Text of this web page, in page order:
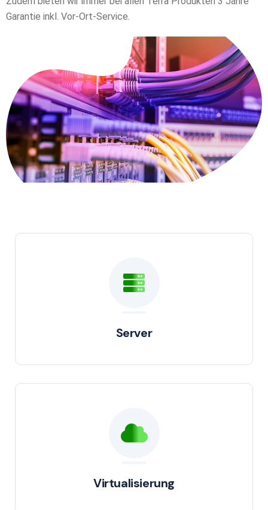
Garantie inkl. Vor-Ort-Service.
Server
Virtualisierung